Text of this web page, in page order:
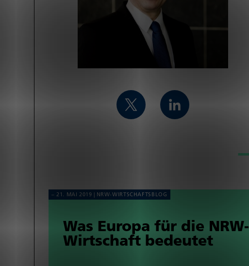
21. MAI 2019 NRW-WIRT­SCHAFTS­BLOG
Was Europa für die NRW-
Wirt­schaft bedeutet